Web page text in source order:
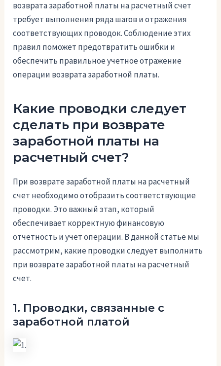
возврата заработной платы на расчетный счет
требует выполнения ряда шагов и отражения
соответствующих проводок. Соблюдение этих
правил поможет предотвратить ошибки и
обеспечить правильное учетное отражение
операции возврата заработной платы.
Какие проводки следует
сделать при возврате
заработной платы на
расчетный счет?
При возврате заработной платы на расчетный
счет необходимо отобразить соответствующие
проводки. Это важный этап, который
обеспечивает корректную финансовую
отчетность и учет операции. В данной статье мы
рассмотрим, какие проводки следует выполнить
при возврате заработной платы на расчетный
счет.
1. Проводки, связанные с
заработной платой